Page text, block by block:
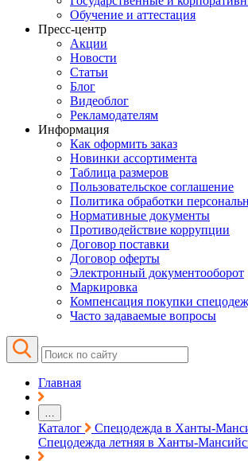
Обучение и аттестация
Пресс-центр
Акции
Новости
Статьи
Блог
Видеоблог
Рекламодателям
Информация
Как оформить заказ
Новинки ассортимента
Таблица размеров
Пользовательское соглашение
Политика обработки
Нормативные документы
Противодействие коррупции
Договор поставки
Договор оферты
Электронный документооборот
Маркировка
Компенсация покупки
Часто задаваемые вопросы
Главная
…
Каталог
Спецодежда в Ханты-
Спецодежда летняя в Ханты-